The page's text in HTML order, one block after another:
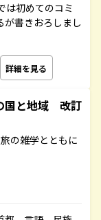
は初めてのコミ
が書きおろしまし
詳細を見る
国と地域 改訂
の雑学とともに